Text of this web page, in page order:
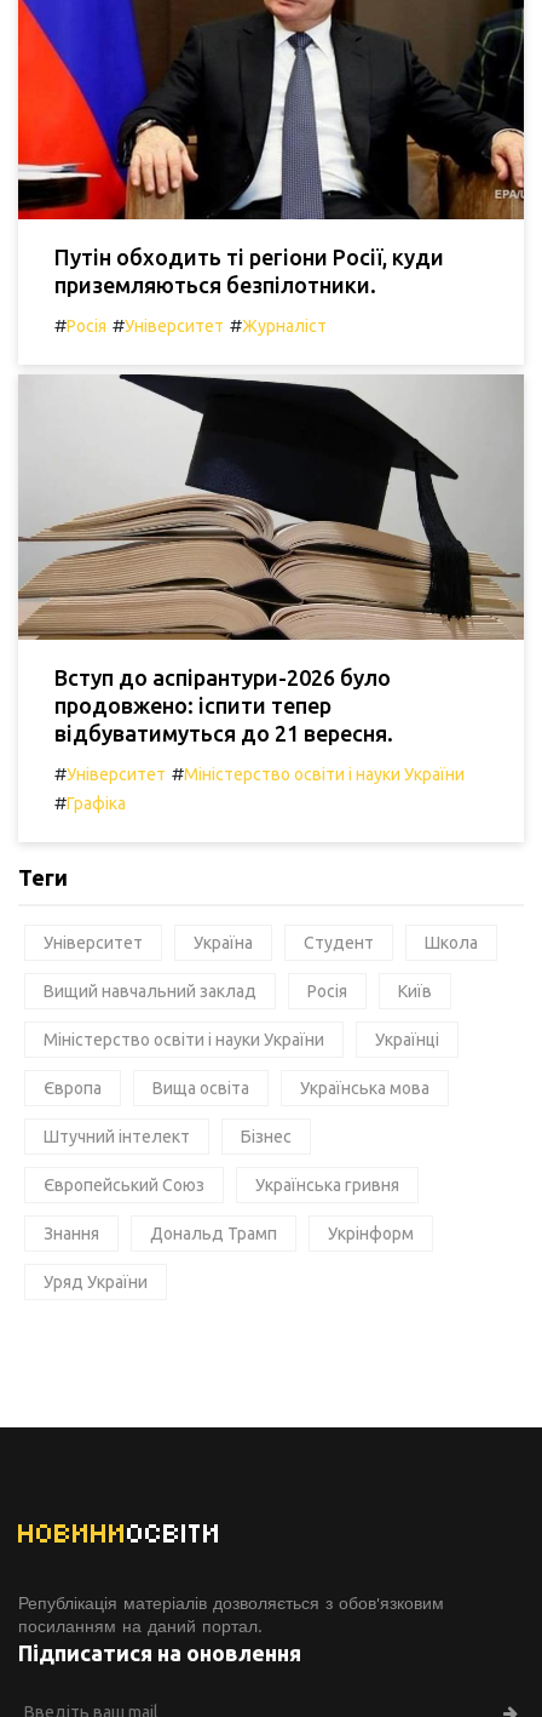
Путін обходить ті регіони Росії, куди
приземляються безпілотники.
#Росія #Університет #Журналіст
Вступ до аспірантури-2026 було
продовжено: іспити тепер
відбуватимуться до 21 вересня.
#Університет #Міністерство освіти і науки України
#Графіка
Теги
Університет Україна Студент Школа
Вищий навчальний заклад Росія Київ
Міністерство освіти і науки України Українці
Європа Вища освіта Українська мова
Штучний інтелект Бізнес
Європейський Союз Українська гривня
Знання Дональд Трамп Укрінформ
Уряд України
НОВИНИОСВІТИ
Републікація матеріалів дозволяється з обов'язковим
посиланням на даний портал.
Підписатися на оновлення